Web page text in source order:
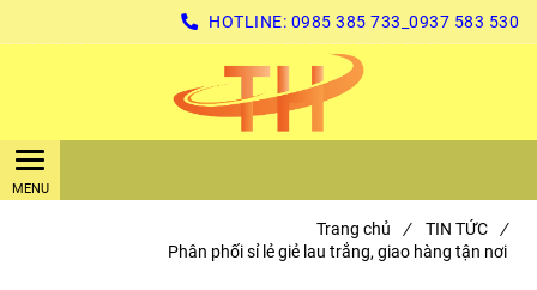
HOTLINE: 0985 385 733_0937 583 530
Trang chủ / TIN TỨC
/
Phân phối sỉ lẻ giẻ lau trắng, giao hàng tận nơi